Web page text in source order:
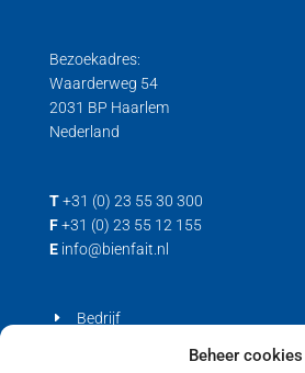
Beheer cookies
Bezoekadres:
Waarderweg 54
2031 BP Haarlem
Nederland
T +31 (0) 23 55 30 300
F +31 (0) 23 55 12 155
E info@bienfait.nl
Bedrijf